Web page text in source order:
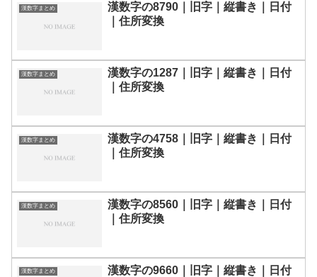
漢数字まとめ
漢数字の8790｜旧字｜縦書き｜日付
｜住所変換
漢数字まとめ
漢数字の1287｜旧字｜縦書き｜日付
｜住所変換
漢数字まとめ
漢数字の4758｜旧字｜縦書き｜日付
｜住所変換
漢数字まとめ
漢数字の8560｜旧字｜縦書き｜日付
｜住所変換
漢数字まとめ
漢数字の9660｜旧字｜縦書き｜日付